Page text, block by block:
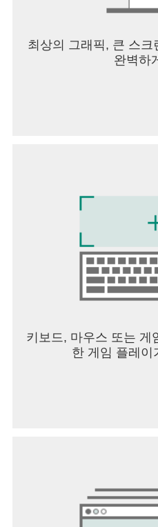
최상의 그래픽, 큰 스
완벽하
키보드, 마우스 또는 게
한 게임 플레이